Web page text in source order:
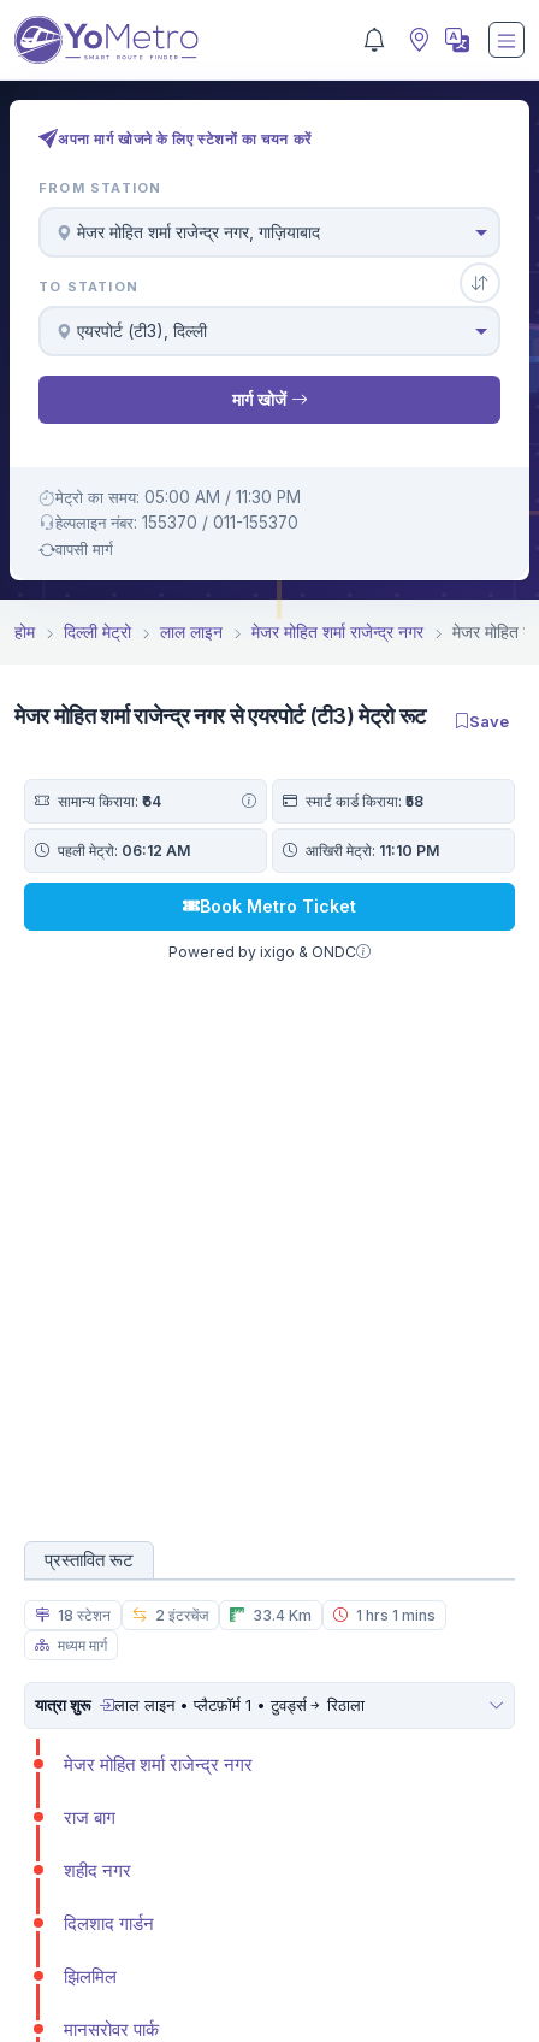
अपना मार्ग खोजने के लिए स्टेशनों का चयन करें
FROM STATION
मे‌‌जर मोहित शर्मा राजेन्द्र नगर, गाज़ियाबाद
TO STATION
एयरपोर्ट (टी3), दिल्ली
मार्ग खोजें
मेट्रो का समय: 05:00 AM / 11:30 PM
हेल्पलाइन नंबर: 155370 / 011-155370
वापसी मार्ग
होम दिल्ली मेट्रो लाल लाइन मे‌‌जर मोहित शर्मा राजेन्द्र नगर मे‌‌जर मोहित
मे‌‌जर मोहित शर्मा राजेन्द्र नगर से एयरपोर्ट (टी3) मेट्रो रूट Save
सामान्य किराया: ₹64 स्मार्ट कार्ड किराया: ₹58
पहली मेट्रो: 06:12 AM आखिरी मेट्रो: 11:10 PM
Book Metro Ticket
Powered by ixigo & ONDC
प्रस्तावित रूट
18 स्टेशन 2 इंटरचेंज 33.4 Km
1 hrs 1 mins
मध्यम मार्ग
यात्रा शुरू लाल लाइन • प्लैटफ़ॉर्म 1 • टुवर्ड्स रिठाला
मे‌‌जर मोहित शर्मा राजेन्द्र नगर
राज बाग
शहीद नगर
दिलशाद गार्डन
झिलमिल
मानसरोवर पार्क